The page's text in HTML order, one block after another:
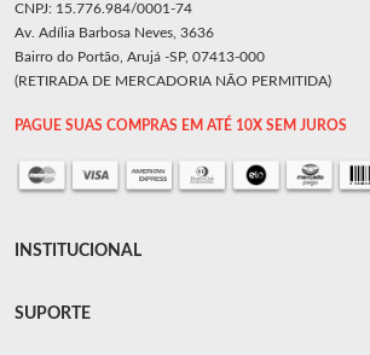
CNPJ: 15.776.984/0001-74
Av. Adília Barbosa Neves, 3636
Bairro do Portão, Arujá -SP, 07413-000
(RETIRADA DE MERCADORIA NÃO PERMITIDA)
PAGUE SUAS COMPRAS EM ATÉ 10X SEM JUROS
INSTITUCIONAL
SUPORTE